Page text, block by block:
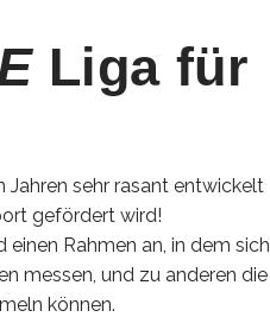
Liga für
sehr rasant entwickelt
gefördert wird!
Rahmen an, in dem sich
messen, und zu anderen die
können.